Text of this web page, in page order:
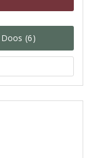
Doos (6)